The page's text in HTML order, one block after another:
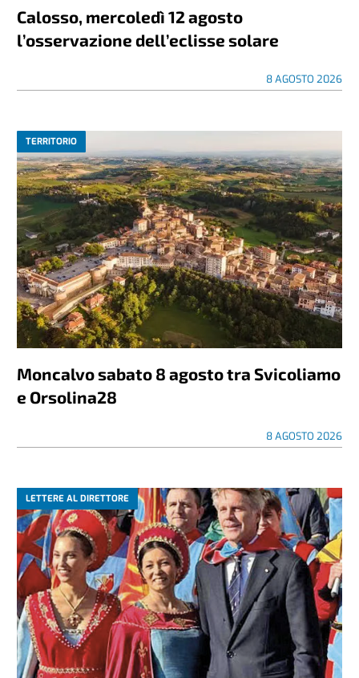
Calosso, mercoledì 12 agosto
l’osservazione dell’eclisse solare
8 AGOSTO 2026
TERRITORIO
Moncalvo sabato 8 agosto tra Svicoliamo
e Orsolina28
8 AGOSTO 2026
LETTERE AL DIRETTORE